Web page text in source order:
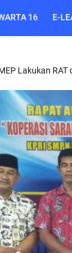
16 E-
Lakukan